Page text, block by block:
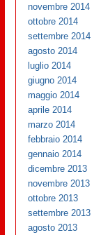
novembre 2014
ottobre 2014
settembre 2014
agosto 2014
luglio 2014
giugno 2014
maggio 2014
aprile 2014
marzo 2014
febbraio 2014
gennaio 2014
dicembre 2013
novembre 2013
ottobre 2013
settembre 2013
agosto 2013